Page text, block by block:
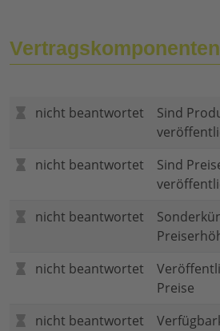
Vertragskomponenten
nicht beantwortet
Sind
nicht beantwortet
Sind
nicht beantwortet
nicht beantwortet
Preise
nicht beantwortet